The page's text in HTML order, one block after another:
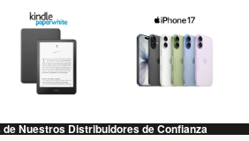
Nuestros Distribuidores de Confianza